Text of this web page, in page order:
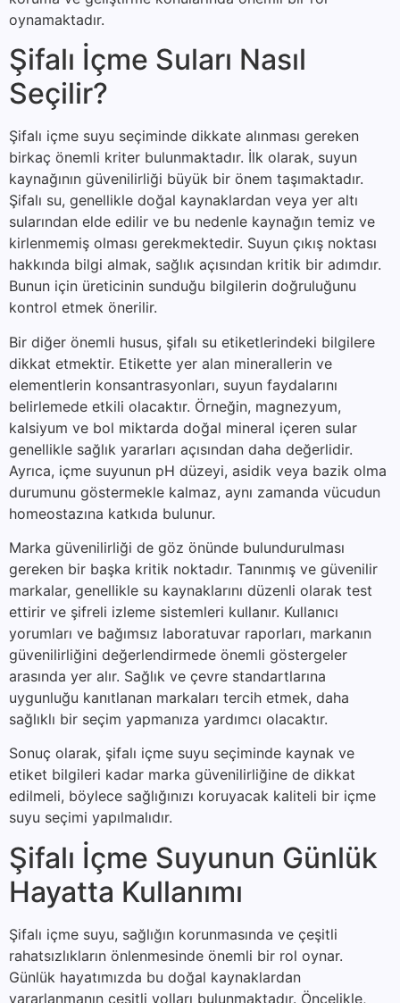
oynamaktadır.
Şifalı İçme Suları Nasıl
Seçilir?
Şifalı içme suyu seçiminde dikkate alınması gereken
birkaç önemli kriter bulunmaktadır. İlk olarak, suyun
kaynağının güvenilirliği büyük bir önem taşımaktadır.
Şifalı su, genellikle doğal kaynaklardan veya yer altı
sularından elde edilir ve bu nedenle kaynağın temiz ve
kirlenmemiş olması gerekmektedir. Suyun çıkış noktası
hakkında bilgi almak, sağlık açısından kritik bir adımdır.
Bunun için üreticinin sunduğu bilgilerin doğruluğunu
kontrol etmek önerilir.
Bir diğer önemli husus, şifalı su etiketlerindeki bilgilere
dikkat etmektir. Etikette yer alan minerallerin ve
elementlerin konsantrasyonları, suyun faydalarını
belirlemede etkili olacaktır. Örneğin, magnezyum,
kalsiyum ve bol miktarda doğal mineral içeren sular
genellikle sağlık yararları açısından daha değerlidir.
Ayrıca, içme suyunun pH düzeyi, asidik veya bazik olma
durumunu göstermekle kalmaz, aynı zamanda vücudun
homeostazına katkıda bulunur.
Marka güvenilirliği de göz önünde bulundurulması
gereken bir başka kritik noktadır. Tanınmış ve güvenilir
markalar, genellikle su kaynaklarını düzenli olarak test
ettirir ve şifreli izleme sistemleri kullanır. Kullanıcı
yorumları ve bağımsız laboratuvar raporları, markanın
güvenilirliğini değerlendirmede önemli göstergeler
arasında yer alır. Sağlık ve çevre standartlarına
uygunluğu kanıtlanan markaları tercih etmek, daha
sağlıklı bir seçim yapmanıza yardımcı olacaktır.
Sonuç olarak, şifalı içme suyu seçiminde kaynak ve
etiket bilgileri kadar marka güvenilirliğine de dikkat
edilmeli, böylece sağlığınızı koruyacak kaliteli bir içme
suyu seçimi yapılmalıdır.
Şifalı İçme Suyunun Günlük
Hayatta Kullanımı
Şifalı içme suyu, sağlığın korunmasında ve çeşitli
rahatsızlıkların önlenmesinde önemli bir rol oynar.
Günlük hayatımızda bu doğal kaynaklardan
yararlanmanın çeşitli yolları bulunmaktadır. Öncelikle,